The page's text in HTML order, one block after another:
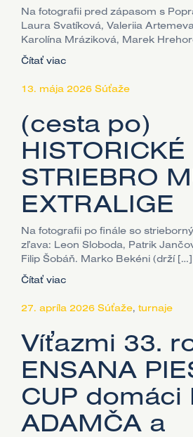
Na fotografii pred zápasom s
Laura Svatíková, Valeriia
Karolína Mráziková, Marek
Čítať viac
13. mája 2026 Súťaže
(cesta po)
HISTORICKÉ
STRIEBRO
EXTRALIGE
Na fotografii po finále so
zľava: Leon Sloboda, Patrik
Filip Šobáň. Marko Bekéni (drží […]
Čítať viac
27. apríla 2026 Súťaže, turnaje
Víťazmi 33.
ENSANA
CUP domáci
ADAMČA a